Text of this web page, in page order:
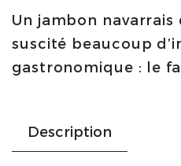
basque
tranché
100g
quantity
Un jambon
suscité beaucoup
gastronomique : le
Description